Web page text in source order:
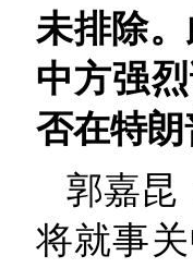
未排除
中方强
否在特
郭嘉昆
将就事